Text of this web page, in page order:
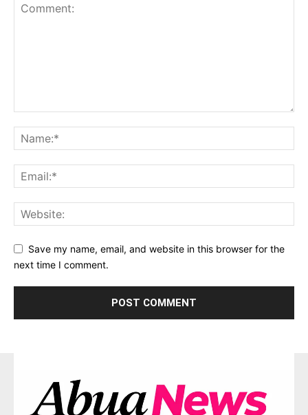
Save my name, email, and website in this browser for the
next time I comment.